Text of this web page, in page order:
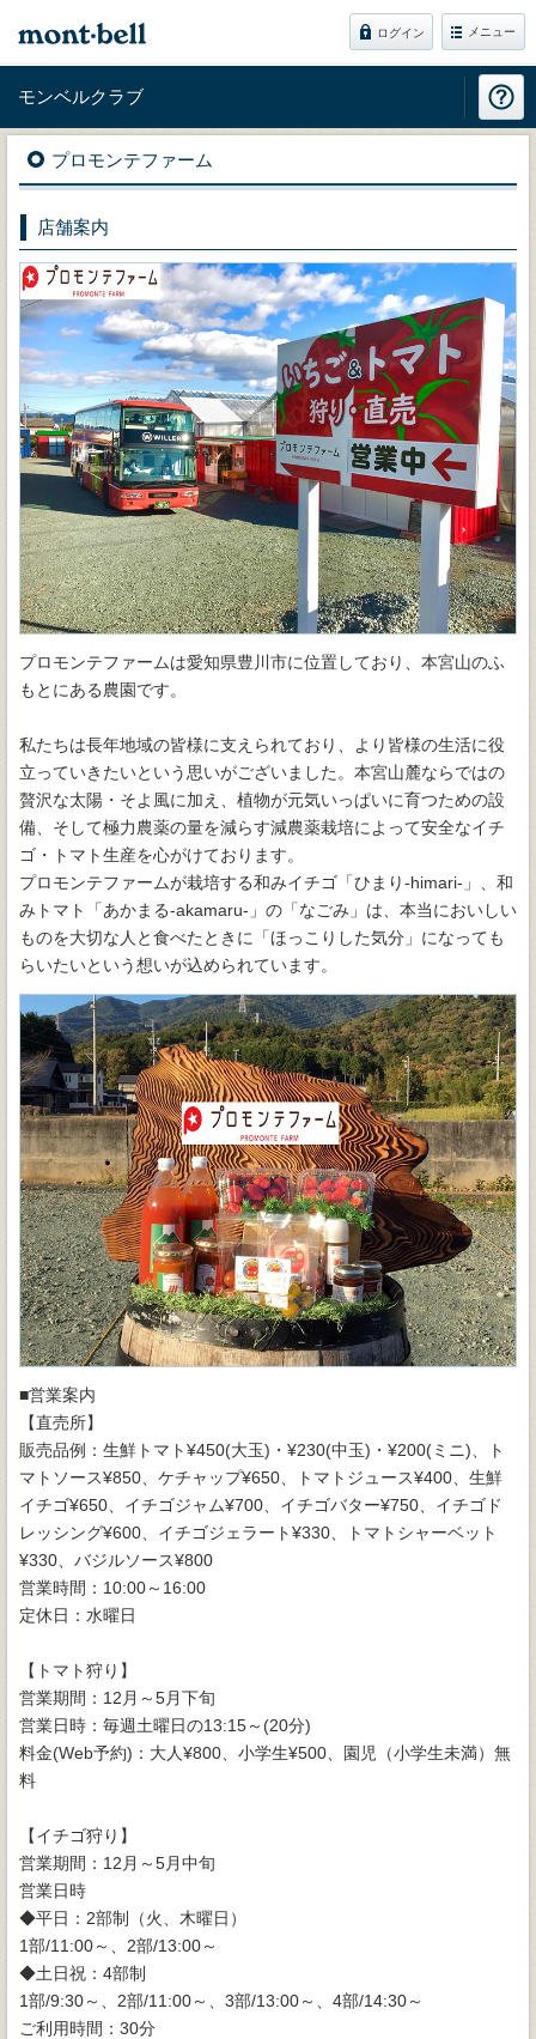
ログイン メニュー
モンベルクラブ
プロモンテファーム
店舗案内
プロモンテファームは愛知県豊川市に位置しており、本宮山のふ
もとにある農園です。
私たちは長年地域の皆様に支えられており、より皆様の生活に役
立っていきたいという思いがございました。本宮山麓ならではの
贅沢な太陽・そよ風に加え、植物が元気いっぱいに育つための設
備、そして極力農薬の量を減らす減農薬栽培によって安全なイチ
ゴ・トマト生産を心がけております。
プロモンテファームが栽培する和みイチゴ「ひまり-himari-」、和
みトマト「あかまる-akamaru-」の「なごみ」は、本当においしい
ものを大切な人と食べたときに「ほっこりした気分」になっても
らいたいという想いが込められています。
■営業案内
【直売所】
販売品例：生鮮トマト¥450(大玉)・¥230(中玉)・¥200(ミニ)、ト
マトソース¥850、ケチャップ¥650、トマトジュース¥400、生鮮
イチゴ¥650、イチゴジャム¥700、イチゴバター¥750、イチゴド
レッシング¥600、イチゴジェラート¥330、トマトシャーベット
¥330、バジルソース¥800
営業時間：10:00～16:00
定休日：水曜日
【トマト狩り】
営業期間：12月～5月下旬
営業日時：毎週土曜日の13:15～(20分)
料金(Web予約)：大人¥800、小学生¥500、園児（小学生未満）無
料
【イチゴ狩り】
営業期間：12月～5月中旬
営業日時
◆平日：2部制（火、木曜日）
1部/11:00～、2部/13:00～
◆土日祝：4部制
1部/9:30～、2部/11:00～、3部/13:00～、4部/14:30～
ご利用時間：30分